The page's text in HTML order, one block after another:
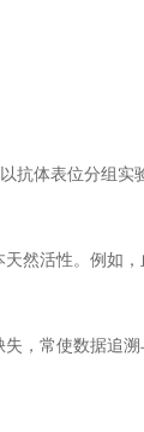
抗体表位分组
然活性。例如
，常使数据追